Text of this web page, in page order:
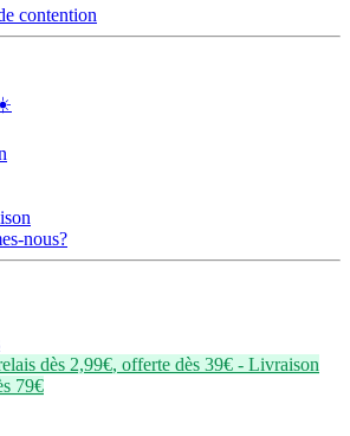
contention
nous?
dès 2,99€, offerte dès 39€ - Livraison
79€